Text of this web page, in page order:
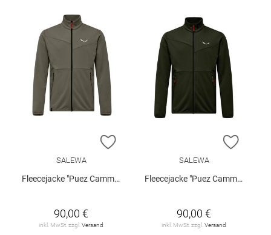
ZUR WUNSCHLISTE HINZUFÜGEN
SALEWA
Fleecejacke "Puez Cammino"
90,00 €
inkl. MwSt. zzgl. Versand
ZUR
SALEWA
Fleecejacke "Puez Cammino"
90,00 €
inkl. MwSt. zzgl. Versand